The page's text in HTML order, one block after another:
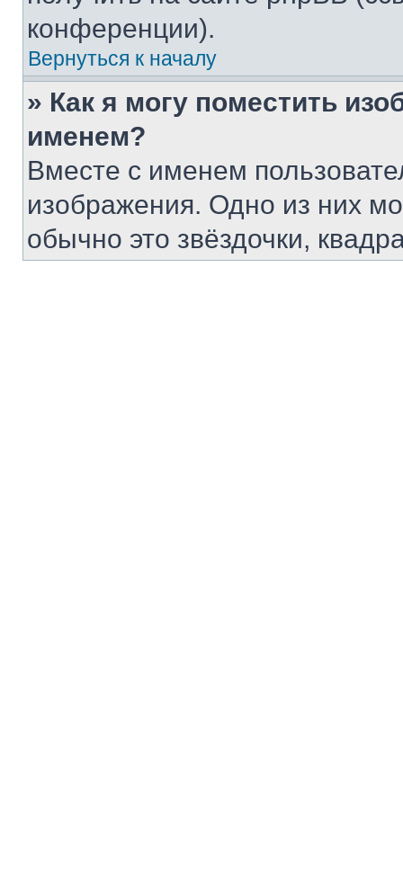
конференции).
Вернуться к началу
» Как я могу поместить
именем?
Вместе с именем
изображения. Одно из них
обычно это звёздочки,